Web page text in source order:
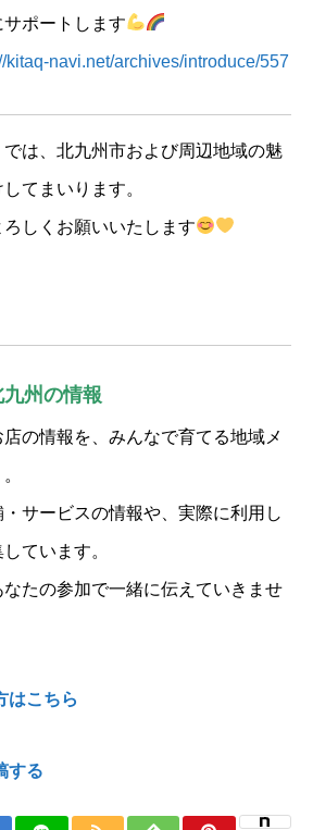
ポートします
kitaq-navi.net/archives/introduce/557
は、北九州市および周辺地域の魅
てまいります。
しくお願いいたします
州の情報
の情報を、みんなで育てる地域メ
サービスの情報や、実際に利用し
ています。
たの参加で一緒に伝えていきませ
はこちら
する